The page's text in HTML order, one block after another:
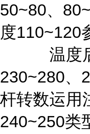
50~80、
度110~120
温度后
230~280、
杆转数运用
240~250类